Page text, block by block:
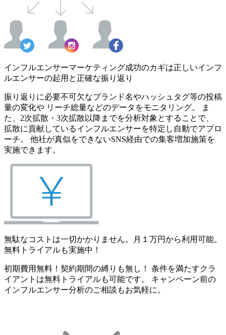
インフルエンサーマーケティング成功のカギは正しいインフ
ルエンサーの起用と正確な振り返り
振り返りに必要不可欠なブランド名やハッシュタグ等の投稿
量の変化や リーチ総量などのデータをモニタリング。 ま
た、2次拡散・3次拡散以降までを分析対象とすることで、
拡散に貢献しているインフルエンサーを特定し自動でアプロ
ーチ。 他社が真似をできないSNS経由での集客増加施策を
実施できます。
無駄なコストは一切かかりません。月１万円から利用可能。
無料トライアルも実施中！
初期費用無料！契約期間の縛りも無し！ 条件を満たすクラ
イアントは無料トライアルも可能です。 キャンペーン前の
インフルエンサー分析のご相談もお気軽に。